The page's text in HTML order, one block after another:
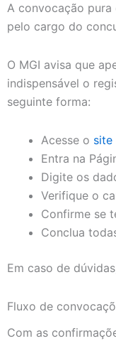
A convocação pura
pelo cargo do
O MGI avisa que
indispensável o
seguinte forma:
Acesse o site
Entra na
Digite os
Verifique o
Confirme se
Conclua
Em caso de
Fluxo de
Com as